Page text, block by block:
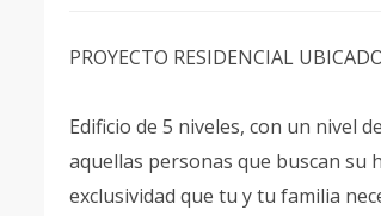
PROYECTO RESIDENCIAL
Edificio de 5 niveles, con un nivel
aquellas personas que buscan
exclusividad que tu y tu familia